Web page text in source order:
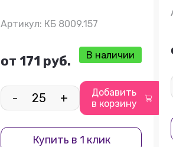
Артикул: КБ 8009.157
от 171 руб. В наличии
- +
Добавить
в корзину
Купить в 1 клик